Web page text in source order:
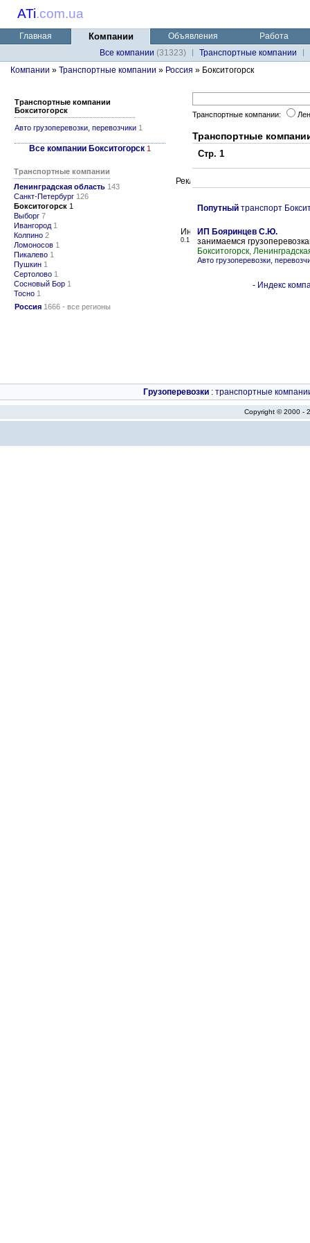
ATi.com.ua
Главная Компании Объявления
Работа
Все компании (31323)
Транспортные компании
Компании » Транспортные компании » Россия » Бокситогорск
Транспортные компании
Бокситогорск
Авто грузоперевозки, перевозчики 1
Все компании Бокситогорск 1
Транспортные компании
Ленинградская область 143
Санкт-Петербург 126
Бокситогорск 1
Выборг 7
Ивангород 1
Колпино 2
Ломоносов 1
Пикалево 1
Пушкин 1
Сертолово 1
Сосновый Бор 1
Тосно 1
Россия 1666 - все регионы
Транспортные компании:
Транспортные
Стр. 1
Попутный транспорт
0.1
ИП Бояринцев С.Ю.
занимаемся
Бокситогорск,
Авто грузоперевозки,
- Индекс
Грузоперевозки : транспортные
Copyright © 2000 -